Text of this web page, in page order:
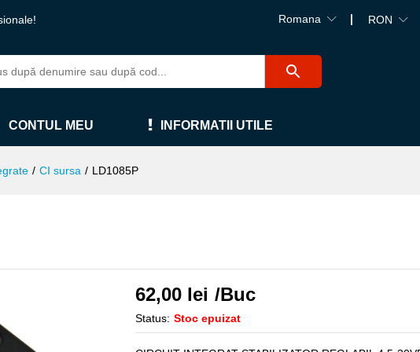
Romana RON
CONTUL MEU INFORMATII UTILE
/ CI sursa / LD1085P
62,00 lei /Buc
Status: Stoc epuizat